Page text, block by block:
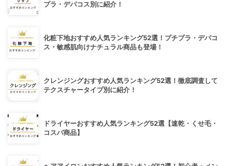
プラ・デパコス別に紹介！
化粧下地おすすめ人気ランキング52選！プチプラ・デパコ
ス・敏感肌向けナチュラル商品も登場！
クレンジングおすすめ人気ランキング52選！徹底調査して
テクスチャータイプ別に紹介！
ドライヤーおすすめ人気ランキング52選【速乾・くせ毛・
コスパ商品】